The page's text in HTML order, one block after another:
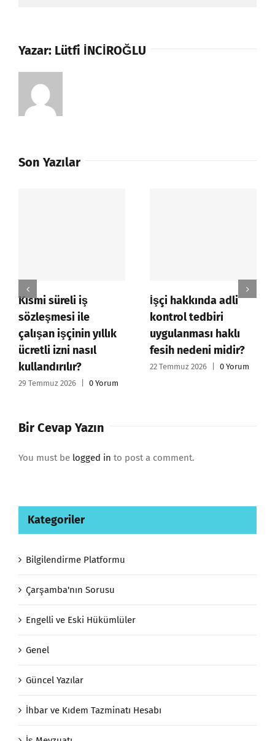
Yazar: Lütfi İNCİROĞLU
Son Yazılar
Kısmi süreli iş
sözleşmesi ile
çalışan işçinin yıllık
ücretli izni nasıl
kullandırılır?
29 Temmuz 2026 0 Yorum
İşçi hakkında adli
kontrol tedbiri
uygulanması haklı
fesih nedeni midir?
22 Temmuz 2026 0 Yorum
Bir Cevap Yazın
You must be logged in to post a comment.
Kategoriler
Bilgilendirme Platformu
Çarşamba'nın Sorusu
Engelli ve Eski Hükümlüler
Genel
Güncel Yazılar
İhbar ve Kıdem Tazminatı Hesabı